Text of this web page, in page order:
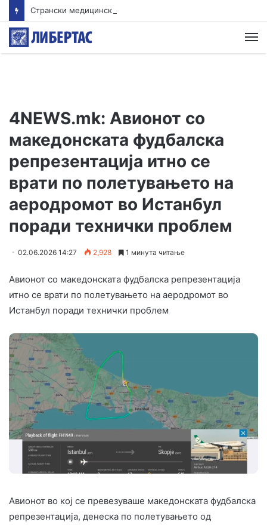
4NEWS.mk: Авионот со
македонската фудбалска
репрезентација итно се
врати по полетувањето на
аеродромот во Истанбул
поради технички проблем
02.06.2026 14:27 2,928 1 минута читање
Авионот со македонската фудбалска репрезентација
итно се врати по полетувањето на аеродромот во
Истанбул поради технички проблем
Авионот во кој се превезуваше македонската фудбалска
репрезентација, денеска по полетувањето од